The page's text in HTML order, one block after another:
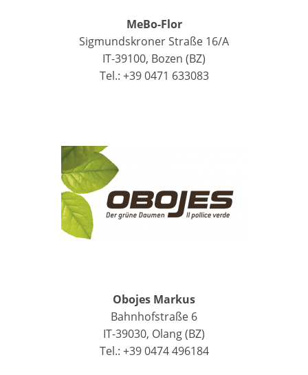
MeBo-Flor
Sigmundskroner Straße 16/A
IT-39100, Bozen (BZ)
Tel.: +39 0471 633083
Obojes Markus
Bahnhofstraße 6
IT-39030, Olang (BZ)
Tel.: +39 0474 496184